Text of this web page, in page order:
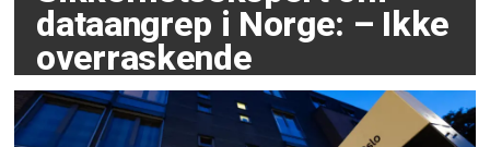
dataangrep i Norge: – Ikke
overraskende